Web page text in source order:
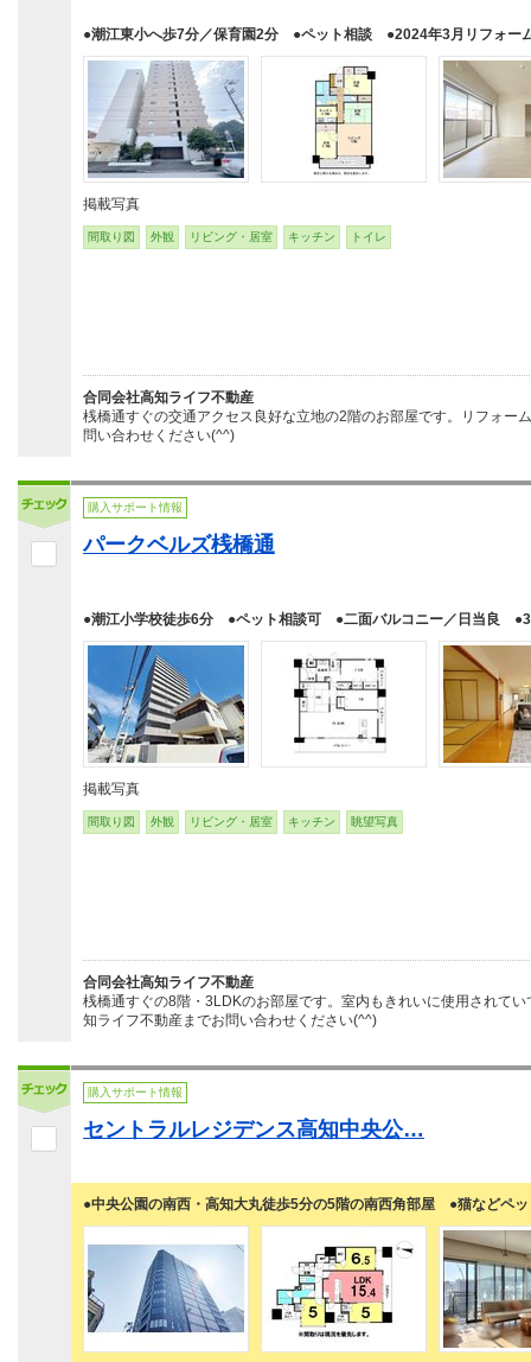
●潮江東小へ歩7分／保育園2分 ●ペット相談 ●2024年3月リフォー
掲載写真
間取り図 外観 リビング・居室 キッチン トイレ
合同会社高知ライフ不動産
桟橋通すぐの交通アクセス良好な立地の2階のお部屋です。リフォー
問い合わせください(^^)
購入サポート情報
パークベルズ桟橋通
●潮江小学校徒歩6分 ●ペット相談可 ●二面バルコニー／日当良
掲載写真
間取り図 外観 リビング・居室 キッチン 眺望写真
合同会社高知ライフ不動産
桟橋通すぐの8階・3LDKのお部屋です。室内もきれいに使用されて
知ライフ不動産までお問い合わせください(^^)
購入サポート情報
セントラルレジデンス高知中央公…
●中央公園の南西・高知大丸徒歩5分の5階の南西角部屋 ●猫などペッ